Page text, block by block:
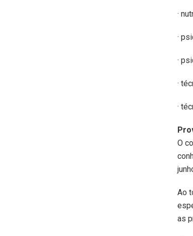
·
·
·
·
·
O
Ao
as